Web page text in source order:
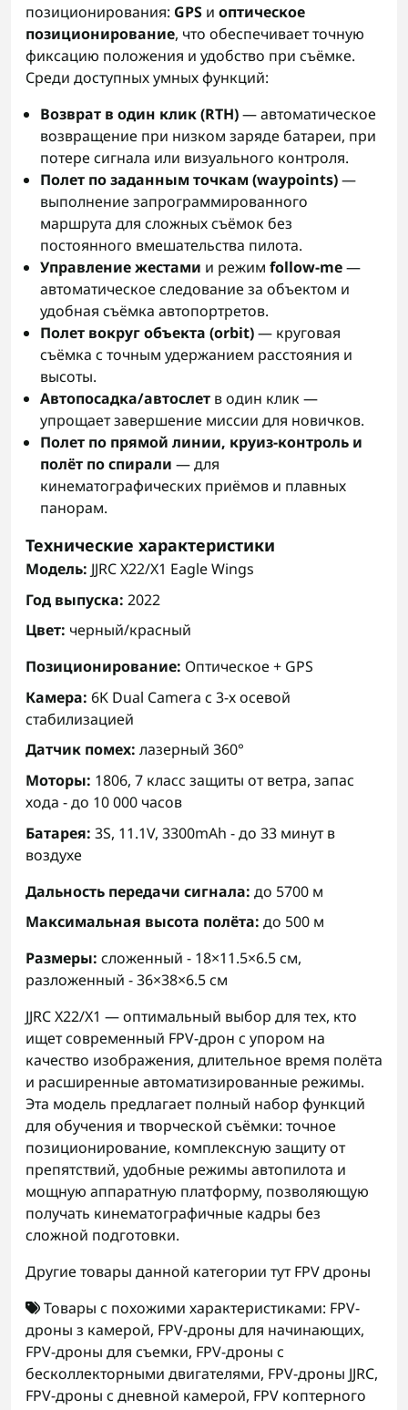
позиционирования: GPS и оптическое
позиционирование, что обеспечивает точную
фиксацию положения и удобство при съёмке.
Среди доступных умных функций:
Возврат в один клик (RTH)— автоматическое
возвращение при низком заряде батареи, при
потере сигнала или визуального контроля.
Полет по заданным точкам (waypoints)—
выполнение запрограммированного
маршрута для сложных съёмок без
постоянного вмешательства пилота.
Управление жестами и режим follow-me—
автоматическое следование за объектом и
удобная съёмка автопортретов.
Полет вокруг объекта (orbit)— круговая
съёмка с точным удержанием расстояния и
высоты.
Автопосадка/автослет в один клик —
упрощает завершение миссии для новичков.
Полет по прямой линии, круиз-контроль и
полёт по спирали — для
кинематографических приёмов и плавных
панорам.
Технические характеристики
Модель: JJRC X22/X1 Eagle Wings
Год выпуска: 2022
Цвет: черный/красный
Позиционирование: Оптическое + GPS
Камера: 6K Dual Camera с 3-х осевой
стабилизацией
Датчик помех: лазерный 360°
Моторы: 1806, 7 класс защиты от ветра, запас
хода - до 10 000 часов
Батарея: 3S, 11.1V, 3300mAh - до 33 минут в
воздухе
Дальность передачи сигнала: до 5700 м
Максимальная высота полёта: до 500 м
Размеры: сложенный - 18×11.5×6.5 см,
разложенный - 36×38×6.5 см
JJRC X22/X1 — оптимальный выбор для тех, кто
ищет современный FPV-дрон с упором на
качество изображения, длительное время полёта
и расширенные автоматизированные режимы.
Эта модель предлагает полный набор функций
для обучения и творческой съёмки: точное
позиционирование, комплексную защиту от
препятствий, удобные режимы автопилота и
мощную аппаратную платформу, позволяющую
получать кинематографичные кадры без
сложной подготовки.
Другие товары данной категории тутFPV дроны
Товары с похожими характеристиками: FPV-
дроны з камерой, FPV-дроны для начинающих,
FPV-дроны для съемки, FPV-дроны с
бесколлекторными двигателями, FPV-дроны JJRC,
FPV-дроны с дневной камерой, FPV коптерного